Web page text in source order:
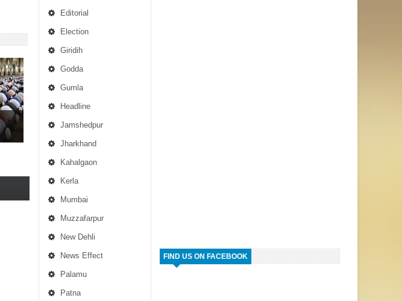
Editorial
Election
Giridih
Godda
Gumla
Headline
Jamshedpur
Jharkhand
Kahalgaon
Kerla
Mumbai
Muzzafarpur
New Dehli
News Effect
Palamu
Patna
FIND US ON FACEBOOK